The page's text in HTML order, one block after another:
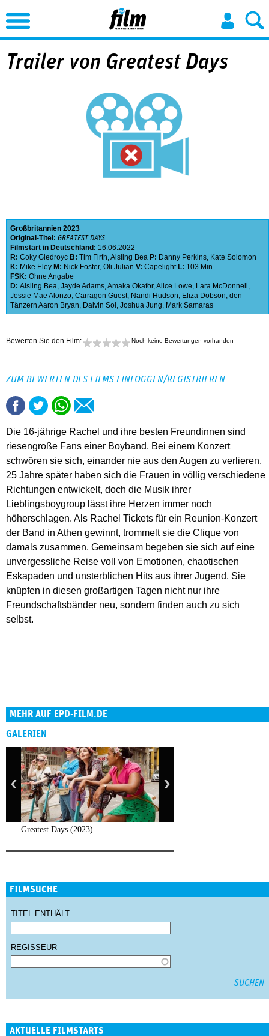
Jump to Navigation
Trailer von Greatest Days
Großbritannien 2023
Original-Titel: GREATEST DAYS
Filmstart in Deutschland: 16.06.2022
R: Coky Giedroyc B: Tim Firth Aisling Bea P: Danny Perkins Kate Solomon
K: Mike Eley M: Nick Foster, Oli Julian V: Capelight L: 103 Min
FSK: Ohne Angabe
D: Aisling Bea Jayde Adams Amaka Okafor, Alice Lowe Lara McDonnell
Jessie Mae Alonzo Carragon Guest Nandi Hudson Eliza Dobson den
Tänzern Aaron Bryan Dalvin Sol Joshua Jung Mark Samaras
Bewerten Sie den Film: Noch keine Bewertungen vorhanden
ZUM BEWERTEN DES FILMS EINLOGGEN/REGISTRIEREN
Die 16-jährige Rachel und ihre besten Freundinnen sind
riesengroße Fans einer Boyband. Bei einem Konzert
schwören sie sich, einander nie aus den Augen zu verlieren.
25 Jahre später haben sich die Frauen in völlig verschiedene
Richtungen entwickelt, doch die Musik ihrer
Lieblingsboygroup lässt ihre Herzen immer noch
höherschlagen. Als Rachel Tickets für ein Reunion-Konzert
der Band in Athen gewinnt, trommelt sie die Clique von
damals zusammen. Gemeinsam begeben sie sich auf eine
unvergessliche Reise voll von Emotionen, chaotischen
Eskapaden und unsterblichen Hits aus ihrer Jugend. Sie
knüpfen in diesen großartigen Tagen nicht nur ihre
Freundschaftsbänder neu, sondern finden auch zu sich
selbst.
MEHR AUF EPD-FILM.DE
GALERIEN
Greatest Days (2023)
FILMSUCHE
TITEL ENTHÄLT
REGISSEUR
AKTUELLE FILMSTARTS